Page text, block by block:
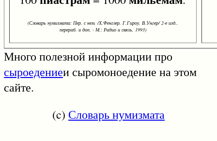
(Словарь нумизмата: Пер. с нем. /Х.Фенглер, Г.Гироу, В.Унгер/ 2-е изд.,
перераб. и доп. - М.: Радио и связь, 1993)
Много полезной информации про
сыроедениеи сыромоноедение на этом
сайте.
(c) Словарь нумизмата